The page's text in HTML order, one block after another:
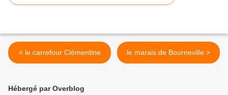
< le carrefour Clémentine le marais de Bourneville >
Hébergé par Overblog